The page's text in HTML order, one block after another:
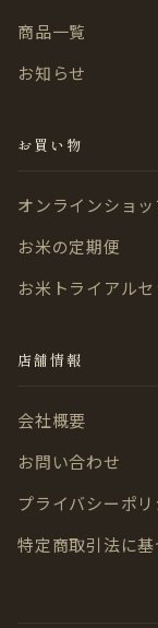
商品一覧
お知らせ
お買い物
オンラインショ
お米の定期便
お米トライアルセ
店舗情報
会社概要
お問い合わせ
プライバシーポリ
特定商取引法に